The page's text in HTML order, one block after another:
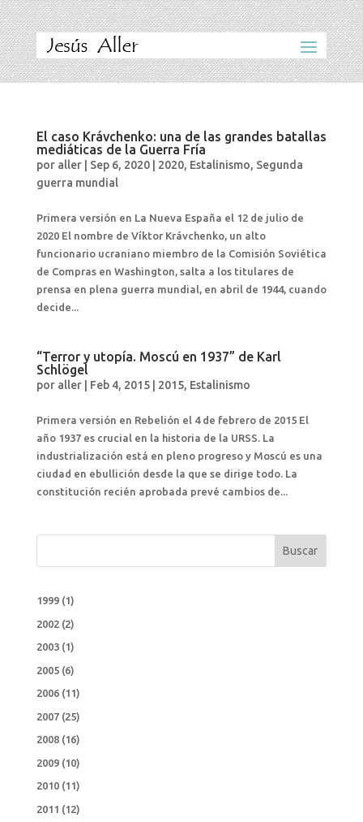
El caso Krávchenko: una de las grandes batallas
mediáticas de la Guerra Fría
por aller| Sep 6, 2020| 2020, Estalinismo, Segunda
guerra mundial
Primera versión en La Nueva España el 12 de julio de
2020 El nombre de Víktor Krávchenko, un alto
funcionario ucraniano miembro de la Comisión Soviética
de Compras en Washington, salta a los titulares de
prensa en plena guerra mundial, en abril de 1944, cuando
decide...
“Terror y utopía. Moscú en 1937” de Karl
Schlögel
por aller| Feb 4, 2015| 2015, Estalinismo
Primera versión en Rebelión el 4 de febrero de 2015 El
año 1937 es crucial en la historia de la URSS. La
industrialización está en pleno progreso y Moscú es una
ciudad en ebullición desde la que se dirige todo. La
constitución recién aprobada prevé cambios de...
Buscar
1999(1)
2002(2)
2003(1)
2005(6)
2006(11)
2007(25)
2008(16)
2009(10)
2010(11)
2011 (12)